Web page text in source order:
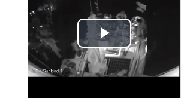
Play
Video